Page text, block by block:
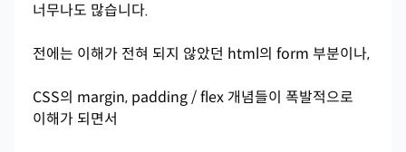
너무나도 많습니다.
전에는 이해가 전혀 되지 않았던 html의 form 부분이나,
CSS의 margin, padding / flex 개념들이 폭발적으로
이해가 되면서